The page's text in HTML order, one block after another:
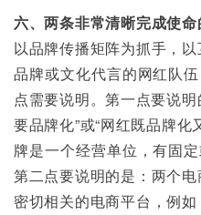
六、两条非常清晰完成使
以品牌传播矩阵为抓手，
品牌或文化代言的网红队
点需要说明。第一点要说明
要品牌化”或“网红既品牌
牌是一个经营单位，有固定
第二点要说明的是：两个
密切相关的电商平台，例